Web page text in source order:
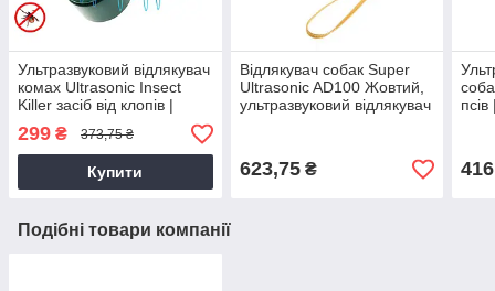
Ультразвуковий відлякувач
комах Ultrasonic Insect
Killer засіб від клопів |
отпугиватель комаров
299 ₴ 373,75 ₴
Купити
Відлякувач собак Super
Ultrasonic AD100 Жовтий,
ультразвуковий відлякувач
623,75₴
Подібні товари компанії